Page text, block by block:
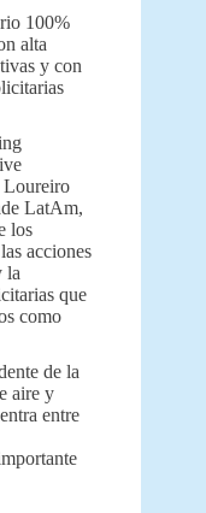
100%
alta
y con
Loureiro
LatAm,
los
acciones
la
que
como
de la
aire y
entre